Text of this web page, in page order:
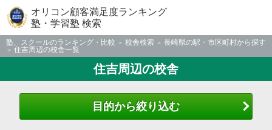
オリコン顧客満足度ランキング
塾・学習塾 検索
塾、スクールのランキング・比較 校舎検索
長崎県の駅・市区町村から探す
住吉周辺の校舎一覧
住吉周辺の校舎
目的から絞り込む